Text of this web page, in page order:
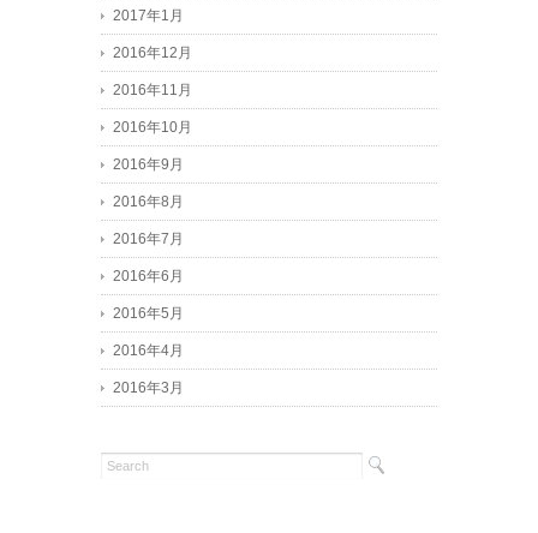
2017年1月
2016年12月
2016年11月
2016年10月
2016年9月
2016年8月
2016年7月
2016年6月
2016年5月
2016年4月
2016年3月